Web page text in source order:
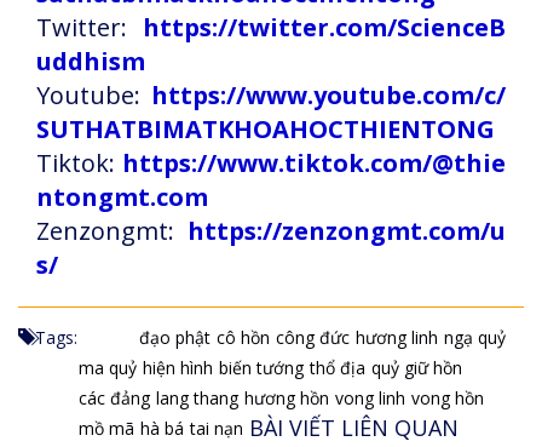
Twitter: https://twitter.com/ScienceB
uddhism
Youtube: https://www.youtube.com/c/
SUTHATBIMATKHOAHOCTHIENTONG
Tiktok: https://www.tiktok.com/@thie
ntongmt.com
Zenzongmt: https://zenzongmt.com/u
s/
Tags: đạo phật cô hồn công đức hương linh ngạ quỷ
ma quỷ hiện hình biến tướng thổ địa quỷ giữ hồn
các đảng lang thang hương hồn vong linh vong hồn
mồ mã hà bá tai nạn BÀI VIẾT LIÊN QUAN